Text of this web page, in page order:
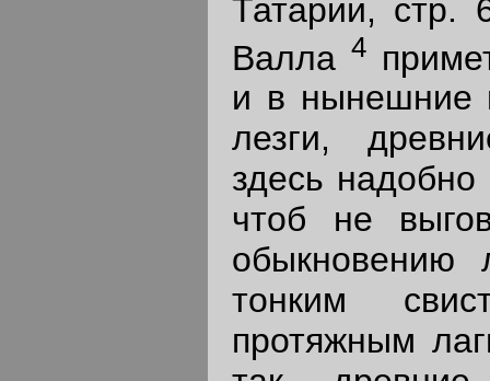
Татарии, стр.
Валла4
и в нынешние
лезги,
здесь
чтоб не
тонким
протяжным